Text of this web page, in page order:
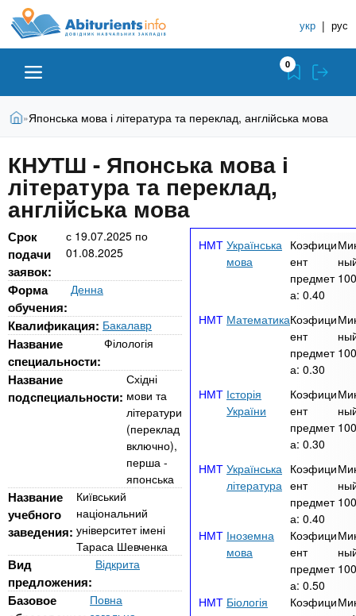
A
b
i
t
u
r
i
e
n
t
.
i
n
п
р
в
о
н
и
к
У
ч
е
б
н
ы
х
з
е
н
й
укр | рус
Абитуриенту
Вузы
Колледжи
Курсы
Частные школы
Онлайн курсы
За рубежом
0
В
д
е
с
ь
Главная
»Японська мова і література та переклад, англійська мова
КНУТШ - Японська мова і
література та переклад,
англійська мова
Срок
подачи
заявок:
с 19.07.2025 по
01.08.2025
Форма
обучения:
Денна
Квалификация: Бакалавр
Название
специальности:
Філологія
Название
подспециальности:
Східні
мови та
літератури
(переклад
включно),
перша -
японська
Название
учебного
заведения:
Київський
національний
університет імені
Тараса Шевченка
Вид
предложения:
Відкрита
Базовое
Повна
Українська
мова
Коэфици
ент
предмет
а: 0.40
100
МатематикаКоэфици
ент
предмет
а: 0.30
100
Історія
України
Коэфици
ент
предмет
а: 0.30
100
Українська
література
Коэфици
ент
предмет
а: 0.40
100
Іноземна
мова
Коэфици
ент
предмет
а: 0.50
100
Біологія
Коэфици